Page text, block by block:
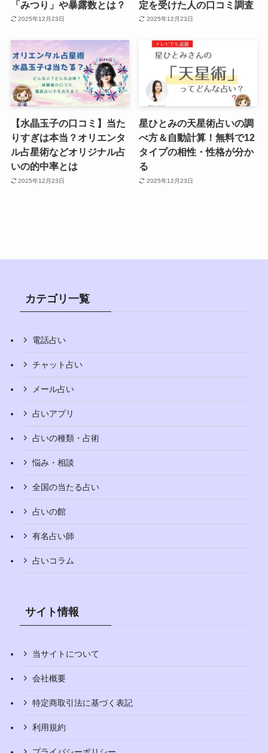
「みつり」や暴露数とは？
2025年12月23日
定を受けた人の口コミ調査
2025年12月23日
【水晶玉子の口コミ】当た
りすぎは本当？オリエンタ
ル占星術などオリジナル占
いの的中率とは
2025年12月23日
星ひとみの天星術占いの調
べ方＆自動計算！無料で12
タイプの相性・性格が分か
る
2025年12月23日
カテゴリ一覧
電話占い
チャット占い
メール占い
占いアプリ
占いの種類・占術
悩み・相談
全国の当たる占い
占いの館
有名占い師
占いコラム
サイト情報
当サイトについて
会社概要
特定商取引法に基づく表記
利用規約